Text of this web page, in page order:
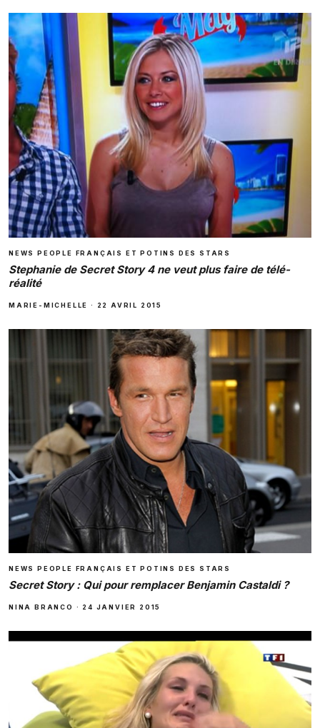
NEWS PEOPLE FRANÇAIS ET POTINS DES STARS
Stephanie de Secret Story 4 ne veut plus faire de télé-
réalité
MARIE-MICHELLE · 22 AVRIL 2015
NEWS PEOPLE FRANÇAIS ET POTINS DES STARS
Secret Story : Qui pour remplacer Benjamin Castaldi ?
NINA BRANCO · 24 JANVIER 2015